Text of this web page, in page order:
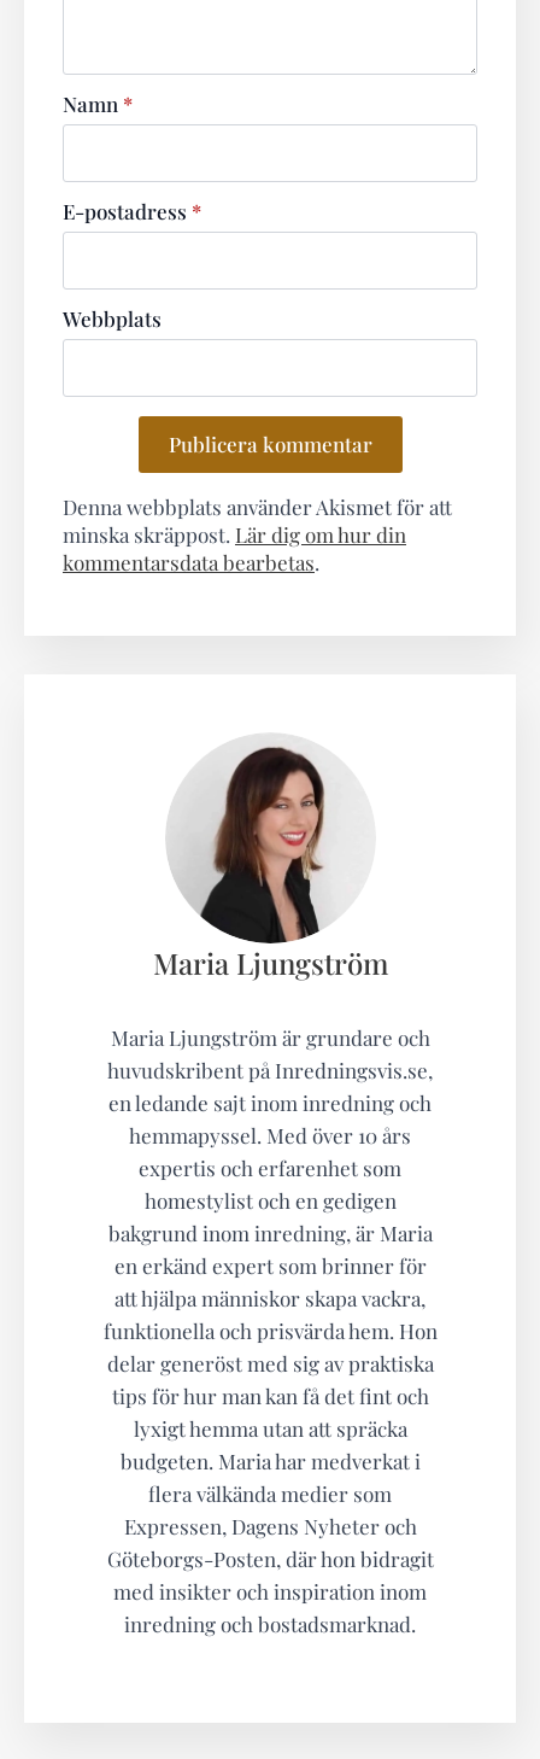
Namn *
E-postadress *
Webbplats
Denna webbplats använder Akismet för att
minska skräppost. Lär dig om hur din
kommentarsdata bearbetas.
Maria Ljungström
Maria Ljungström är grundare och
huvudskribent på Inredningsvis.se,
en ledande sajt inom inredning och
hemmapyssel. Med över 10 års
expertis och erfarenhet som
homestylist och en gedigen
bakgrund inom inredning, är Maria
en erkänd expert som brinner för
att hjälpa människor skapa vackra,
funktionella och prisvärda hem. Hon
delar generöst med sig av praktiska
tips för hur man kan få det fint och
lyxigt hemma utan att spräcka
budgeten. Maria har medverkat i
flera välkända medier som
Expressen, Dagens Nyheter och
Göteborgs-Posten, där hon bidragit
med insikter och inspiration inom
inredning och bostadsmarknad.